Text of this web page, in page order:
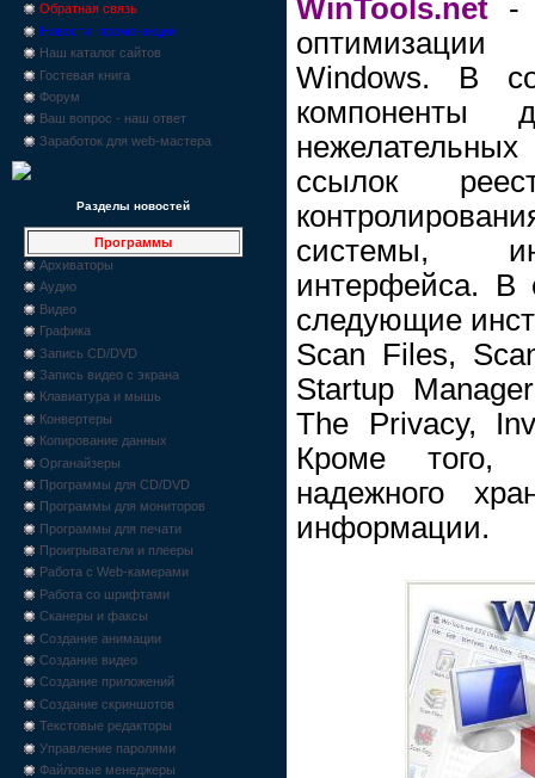
Обратная связь
Новости, промо-акции
Наш каталог сайтов
Гостевая книга
Форум
Ваш вопрос - наш ответ
Заработок для web-мастера
Разделы новостей
Программы
Архиваторы
Аудио
Видео
Графика
Запись CD/DVD
Запись видео с экрана
Клавиатура и мышь
Конвертеры
Копирование данных
Органайзеры
Программы для CD/DVD
Программы для мониторов
Программы для печати
Проигрыватели и плееры
Работа с Web-камерами
Работа со шрифтами
Сканеры и факсы
Создание анимации
Создание видео
Создание приложений
Создание скриншотов
Текстовые редакторы
Управление паролями
Файловые менеджеры
WinTools.net -
оптимизации
Windows. В
компоненты
ссылок
системы,
интерфейса. В
следующие
Scan Files,
Startup
The Privacy,
Кроме того,
надежного
информации.